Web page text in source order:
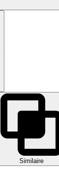
Similaire